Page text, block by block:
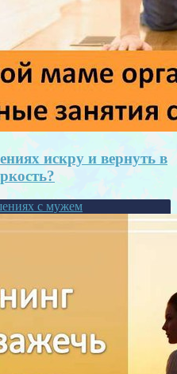
искру и вернуть в
с мужем